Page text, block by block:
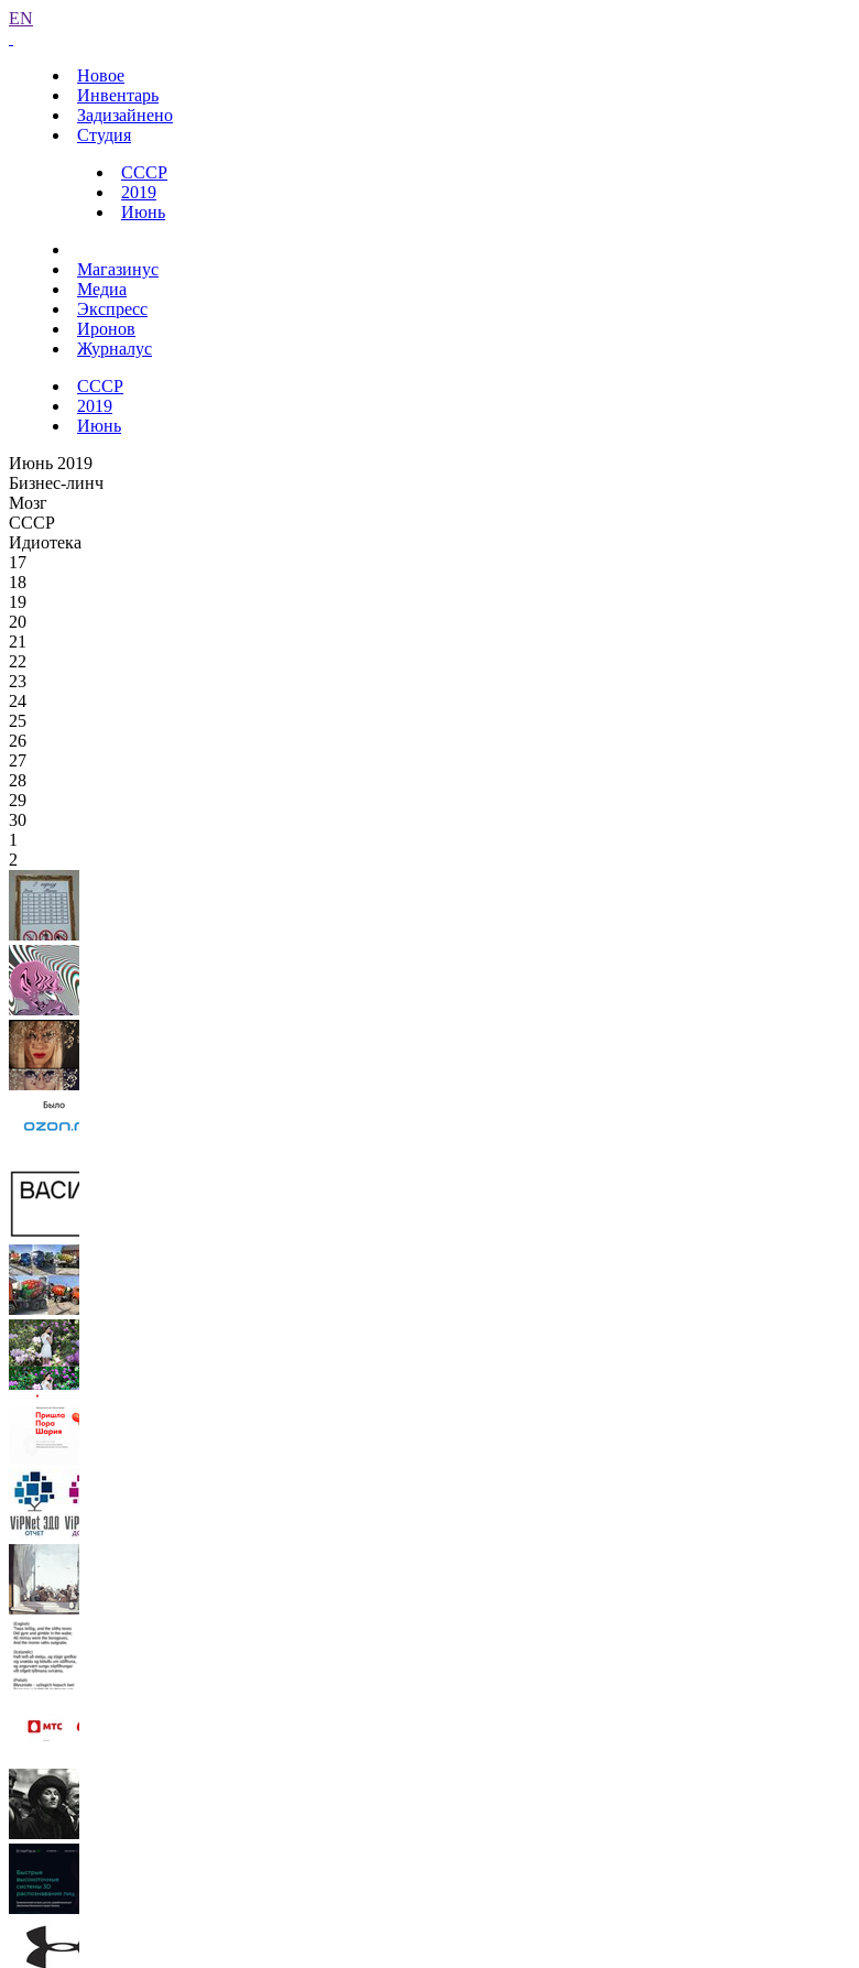
EN
Новое
Инвентарь
Задизайнено
Студия
СССР
2019
Июнь
Магазинус
Медиа
Экспресс
Иронов
Журналус
СССР
2019
Июнь
Июнь 2019
Бизнес-линч
Мозг
СССР
Идиотека
17
18
19
20
21
22
23
24
25
26
27
28
29
30
1
2